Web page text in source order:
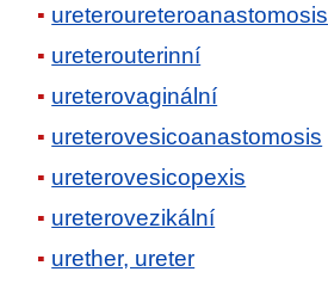
ureteroureteroanastomosis
ureterouterinní
ureterovaginální
ureterovesicoanastomosis
ureterovesicopexis
ureterovezikální
urether, ureter